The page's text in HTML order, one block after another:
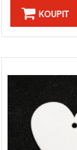
KOUPIT